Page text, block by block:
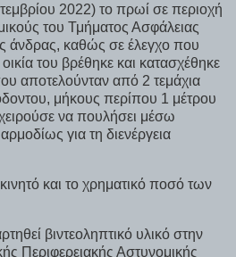
2022) το πρωί σε περιοχή
του Τμήματος Ασφάλειας
άνδρας, καθώς σε έλεγχο που
του βρέθηκε και κατασχέθηκε
αποτελούνταν από 2 τεμάχια
μήκους περίπου 1 μέτρου
να πουλήσει μέσω
για τη διενέργεια
και το χρηματικό ποσό των
βιντεοληπτικό υλικό στην
Περιφερειακής Αστυνομικής